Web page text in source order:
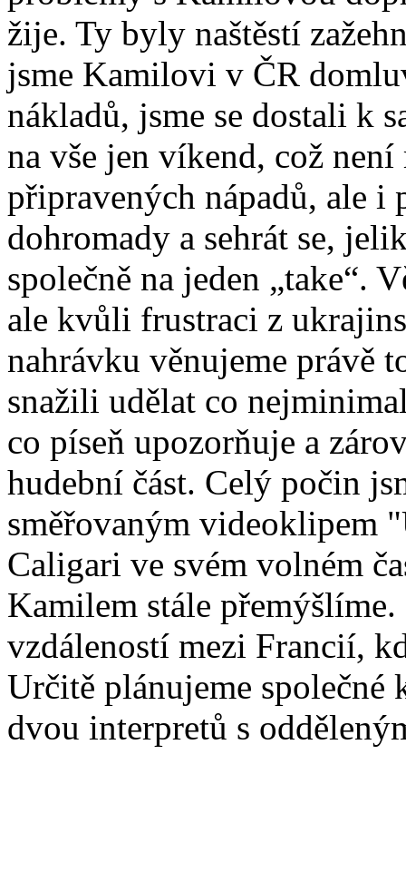
žije. Ty byly naštěstí
jsme Kamilovi v ČR
nákladů, jsme se dostali k
na vše jen víkend, což
připravených nápadů, ale i
dohromady a sehrát se,
společně na jeden „take“.
ale kvůli frustraci z
nahrávku věnujeme právě
snažili udělat co
co píseň upozorňuje a
hudební část. Celý počin
směřovaným
Caligari ve svém volném
Kamilem stále
vzdáleností mezi Francií,
Určitě plánujeme společné
dvou interpretů s